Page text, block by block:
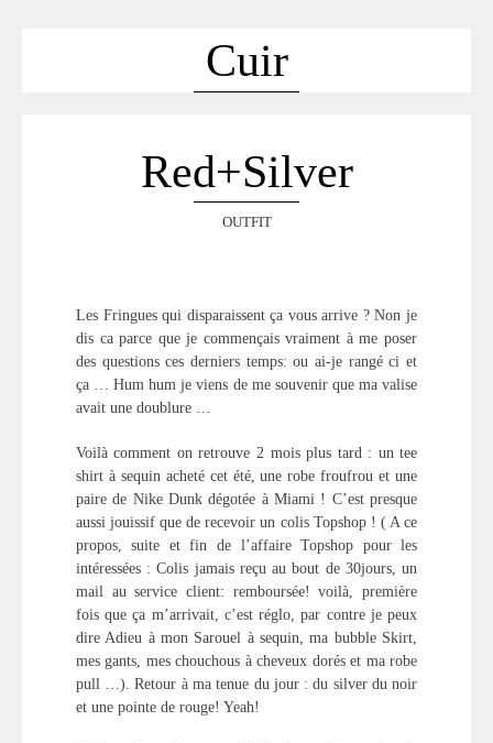
VOYAGES
ARCHIVES
Cuir
Red+Silver
OUTFIT
Les Fringues qui disparaissent ça vous arrive ? Non je
dis ca parce que je commençais vraiment à me poser
des questions ces derniers temps: ou ai-je rangé ci et
ça … Hum hum je viens de me souvenir que ma valise
avait une doublure …
Voilà comment on retrouve 2 mois plus tard : un tee
shirt à sequin acheté cet été, une robe froufrou et une
paire de Nike Dunk dégotée à Miami ! C’est presque
aussi jouissif que de recevoir un colis Topshop ! ( A ce
propos, suite et fin de l’affaire Topshop pour les
intéressées : Colis jamais reçu au bout de 30jours, un
mail au service client: remboursée! voilà, première
fois que ça m’arrivait, c’est réglo, par contre je peux
dire Adieu à mon Sarouel à sequin, ma bubble Skirt,
mes gants, mes chouchous à cheveux dorés et ma robe
pull …). Retour à ma tenue du jour : du silver du noir
et une pointe de rouge! Yeah!